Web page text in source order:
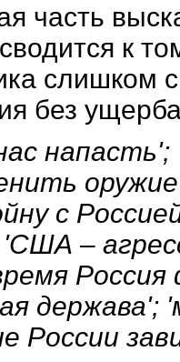
часть
к
слишком
без
с
–
Россия
держава';
России